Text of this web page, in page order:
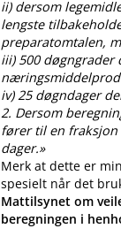
ii) dersom
lengste
preparatomtalen,
iii) 500
iv) 25 døgndager
2. Dersom
fører til en
dager.»
Merk at dette er
spesielt når det
Mattilsynet om
beregningen i